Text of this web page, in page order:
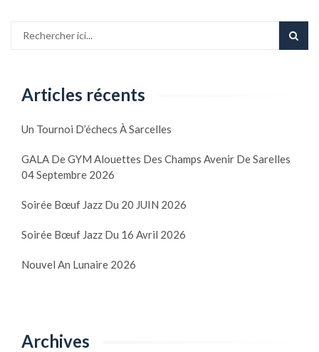
Articles récents
Un Tournoi D’échecs À Sarcelles
GALA De GYM Alouettes Des Champs Avenir De Sarelles
04 Septembre 2026
Soirée Bœuf Jazz Du 20 JUIN 2026
Soirée Bœuf Jazz Du 16 Avril 2026
Nouvel An Lunaire 2026
Archives